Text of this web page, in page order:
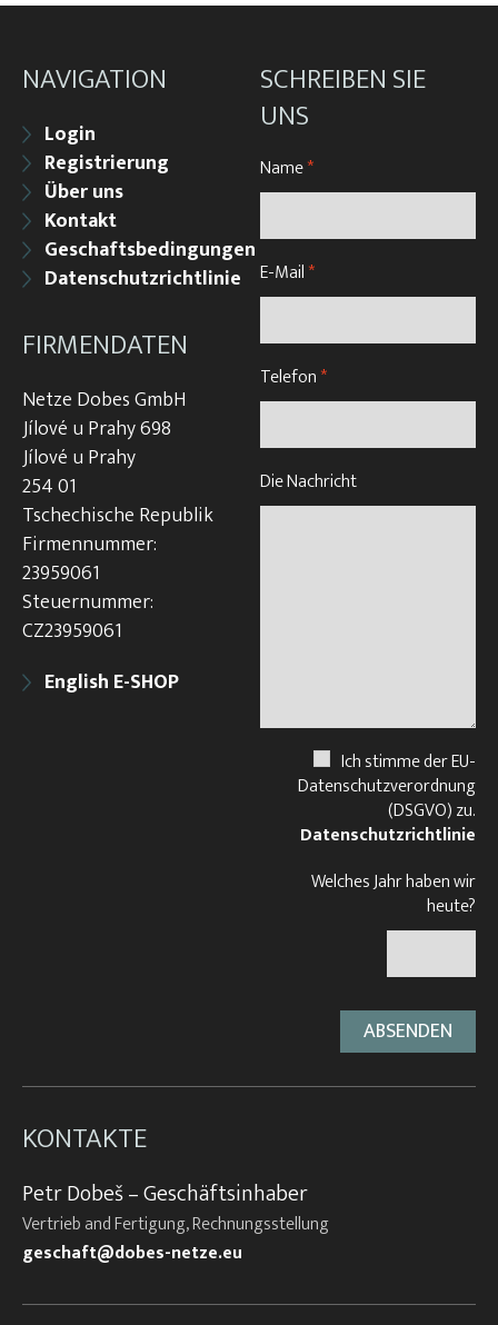
NAVIGATION
Login
Registrierung
Über uns
Kontakt
Geschaftsbedingungen
Datenschutzrichtlinie
FIRMENDATEN
Netze Dobes GmbH
Jílové u Prahy 698
Jílové u Prahy
254 01
Tschechische Republik
Firmennummer:
23959061
Steuernummer:
CZ23959061
English E-SHOP
SCHREIBEN SIE
UNS
Name*
E-Mail*
Telefon*
Die Nachricht
Ich stimme der EU-
Datenschutzverordnung
(DSGVO) zu.
Datenschutzrichtlinie
Welches Jahr haben wir
heute?
KONTAKTE
Petr Dobeš – Geschäftsinhaber
Vertrieb and Fertigung, Rechnungsstellung
geschaft@dobes-netze.eu